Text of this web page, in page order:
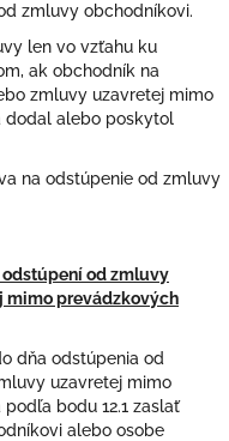
zmluvy obchodníkovi.
len vo vzťahu ku
ak obchodník na
zmluvy uzavretej mimo
dodal alebo poskytol
na odstúpenie od zmluvy
odstúpení od zmluvy
mimo prevádzkových
dňa odstúpenia od
uzavretej mimo
bodu 12.1 zaslať
alebo osobe